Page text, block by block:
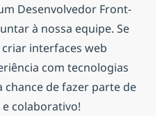
Desenvolvedor Front-
à nossa equipe. Se
interfaces web
com tecnologias
chance de fazer parte de
colaborativo!